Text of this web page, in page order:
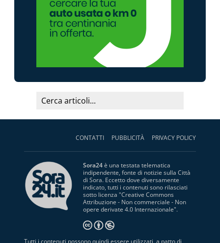
CONTATTI PUBBLICITÀ PRIVACY POLICY
Sora24è una testata telematica
indipendente, fonte di notizie sulla Città
di Sora. Eccetto dove diversamente
indicato, tutti i contenuti sono rilasciati
sotto licenza "Creative Commons
Attribuzione - Non commerciale - Non
opere derivate 4.0 Internazionale".
Tutti i contenuti possono quindi essere utilizzati, a patto di